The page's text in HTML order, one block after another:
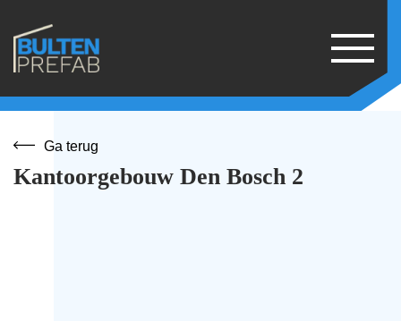
Ga terug
Kantoorgebouw Den Bosch 2